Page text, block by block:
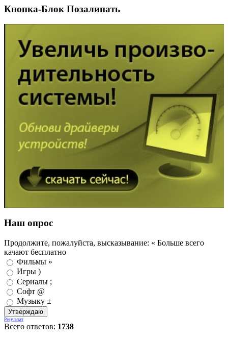
Кнопка-Блок Позалипать
Наш опрос
Продолжите, пожалуйста, высказывание: « Больше всего
качают бесплатно
Фильмы »
Игры )
Сериалы ;
Софт @
Музыку ±
Результат
Всего ответов: 1738